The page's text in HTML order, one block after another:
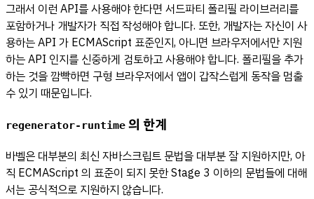
그래서 이런 API를 사용해야 한다면 서드파티 폴리필 라이브러리를
포함하거나 개발자가 직접 작성해야 합니다. 또한, 개발자는 자신이 사
용하는 API 가 ECMAScript 표준인지, 아니면 브라우저에서만 지원
하는 API 인지를 신중하게 검토하고 사용해야 합니다. 폴리필을 추가
하는 것을 깜빡하면 구형 브라우저에서 앱이 갑작스럽게 동작을 멈출
수 있기 때문입니다.
regenerator-runtime 의 한계
바벨은 대부분의 최신 자바스크립트 문법을 대부분 잘 지원하지만, 아
직 ECMAScript 의 표준이 되지 못한 Stage 3 이하의 문법들에 대해
서는 공식적으로 지원하지 않습니다.